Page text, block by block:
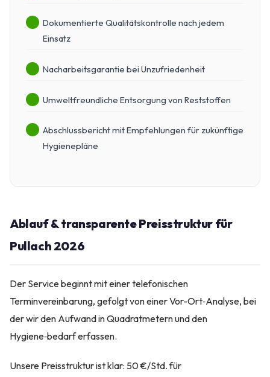
Dokumentierte Qualitätskontrolle nach jedem
Einsatz
Nacharbeitsgarantie bei Unzufriedenheit
Umweltfreundliche Entsorgung von Reststoffen
Abschlussbericht mit Empfehlungen für zukünftige
Hygienepläne
Ablauf & transparente Preisstruktur für
Pullach 2026
Der Service beginnt mit einer telefonischen
Terminvereinbarung, gefolgt von einer Vor-Ort‑Analyse, bei
der wir den Aufwand in Quadratmetern und den
Hygiene‑bedarf erfassen.
Unsere Preisstruktur ist klar: 50 €/Std. für